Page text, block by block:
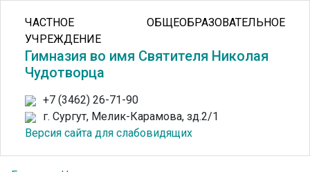
ЧАСТНОЕ ОБЩЕОБРАЗОВАТЕЛЬНОЕ
УЧРЕЖДЕНИЕ
Гимназия во имя Святителя Николая
Чудотворца
+7 (3462) 26-71-90
г. Сургут, Мелик-Карамова, зд.2/1
Версия сайта для слабовидящих